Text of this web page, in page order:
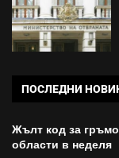
ПОСЛЕДНИ
Жълт код за
области в неделя